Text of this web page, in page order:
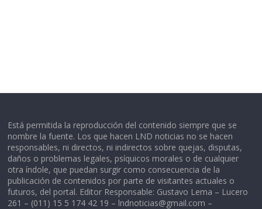
Está permitida la reproducción del contenido siempre que se
nombre la fuente. Los que hacen LND noticias no se hacen
responsables, ni directos, ni indirectos sobre quejas, disputas,
daños o problemas legales, psíquicos morales o de cualquier
otra índole, que puedan surgir como consecuencia de la
publicación de contenidos por parte de visitantes actuales o
futuros, del portal. Editor Responsable: Gustavo Lema – Lucero
261 – (011) 15 5 174 42 19 – lndnoticias@gmail.com –